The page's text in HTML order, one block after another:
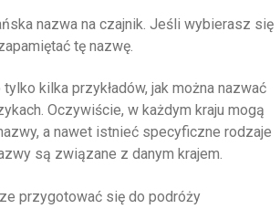
nazwa na czajnik. Jeśli wybierasz się
tę nazwę.
kilka przykładów, jak można nazwać
Oczywiście, w każdym kraju mogą
a nawet istnieć specyficzne rodzaje
są związane z danym krajem.
przygotować się do podróży